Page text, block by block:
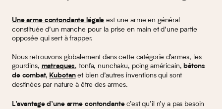
Une arme contondante légale est une arme en général
constituée d’un manche pour la prise en main et d’une partie
opposée qui sert à frapper.
Nous retrouvons globalement dans cette catégorie d'armes, les
gourdins, matraques, tonfa, nunchaku, poing américain, bâtons
de combat, Kubotanet bien d’autres inventions qui sont
destinées par nature à être des armes.
L’avantage d’une arme contondantec’est qu’il n’y a pas besoin